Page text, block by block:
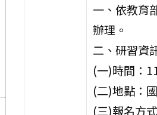
一、依教育
辦理。
二、研習資
(一)時間：
(二)地點：
(三)報名方